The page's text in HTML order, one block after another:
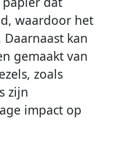
waardoor het
kan
gemaakt van
zoals
zijn
impact op